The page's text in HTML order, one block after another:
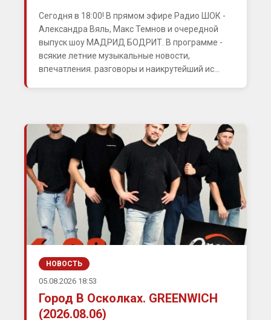
Сегодня в 18:00! В прямом эфире Радио ШОК -
Александра Вяль, Макс Темнов и очередной
выпуск шоу МАДРИД БОДРИТ. В программе -
всякие летние музыкальные новости,
впечатления. разговоры и наикрутейший ис...
НОВОСТЬ
05.08.2026 18:53
Город В Осколках. GREENWICH
(2026.08.06)